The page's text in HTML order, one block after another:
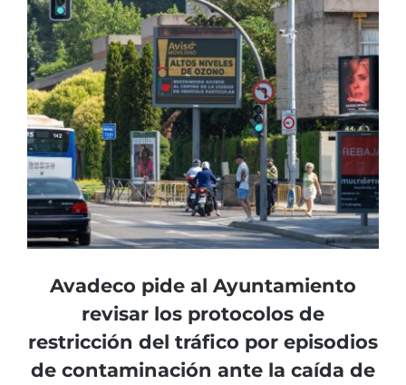
Avadeco pide al Ayuntamiento
revisar los protocolos de
restricción del tráfico por episodios
de contaminación ante la caída de